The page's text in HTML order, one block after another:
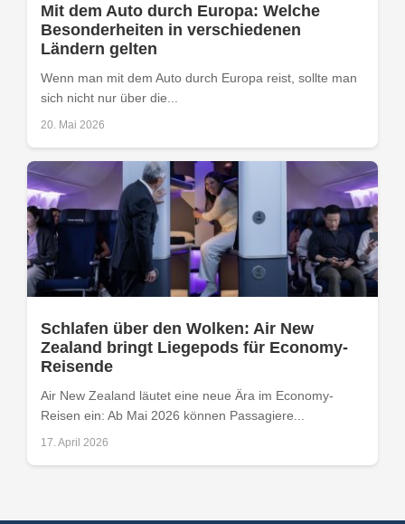
Mit dem Auto durch Europa: Welche
Besonderheiten in verschiedenen
Ländern gelten
Wenn man mit dem Auto durch Europa reist, sollte man
sich nicht nur über die...
20. Mai 2026
Schlafen über den Wolken: Air New
Zealand bringt Liegepods für Economy-
Reisende
Air New Zealand läutet eine neue Ära im Economy-
Reisen ein: Ab Mai 2026 können Passagiere...
17. April 2026